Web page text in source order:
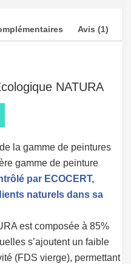
:
est :
Avis (1)
NATURA
la gamme de peintures
gamme de peinture
par ECOCERT,
naturels dans sa
est composée à 85%
s’ajoutent un faible
(FDS vierge), permettant